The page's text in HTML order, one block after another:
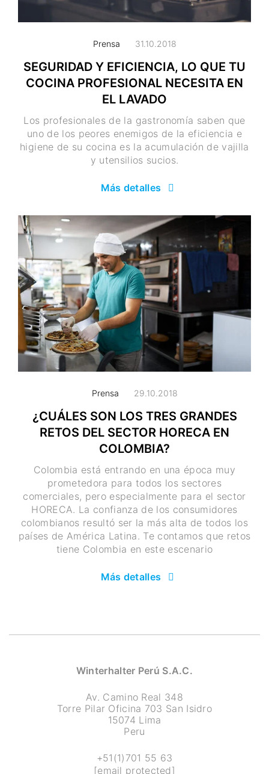
Prensa 31.10.2018
SEGURIDAD Y EFICIENCIA, LO QUE TU
COCINA PROFESIONAL NECESITA EN
EL LAVADO
Los profesionales de la gastronomía saben que
uno de los peores enemigos de la eficiencia e
higiene de su cocina es la acumulación de vajilla
y utensilios sucios.
Más detalles
Prensa 29.10.2018
¿CUÁLES SON LOS TRES GRANDES
RETOS DEL SECTOR HORECA EN
COLOMBIA?
Colombia está entrando en una época muy
prometedora para todos los sectores
comerciales, pero especialmente para el sector
HORECA. La confianza de los consumidores
colombianos resultó ser la más alta de todos los
países de América Latina. Te contamos que retos
tiene Colombia en este escenario
Más detalles
Winterhalter Perú S.A.C.
Av. Camino Real 348
Torre Pilar Oficina 703 San Isidro
15074 Lima
Peru
+51(1)701 55 63
[email protected]